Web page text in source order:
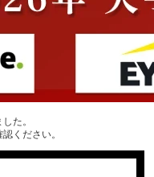
た。
ください。